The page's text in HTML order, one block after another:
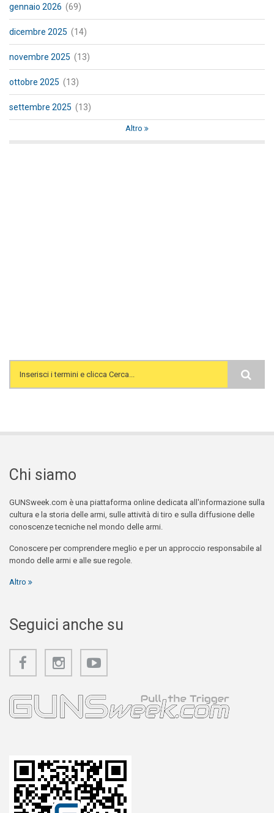
gennaio 2026 (69)
dicembre 2025 (14)
novembre 2025 (13)
ottobre 2025 (13)
settembre 2025 (13)
Altro
Search form
Chi siamo
GUNSweek.com è una piattaforma online dedicata all'informazione sulla
cultura e la storia delle armi, sulle attività di tiro e sulla diffusione delle
conoscenze tecniche nel mondo delle armi.
Conoscere per comprendere meglio e per un approccio responsabile al
mondo delle armi e alle sue regole.
Altro
Seguici anche su